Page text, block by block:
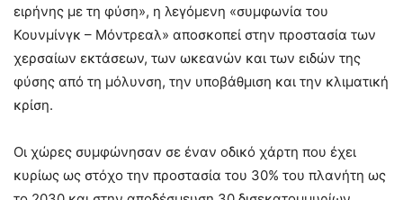
ειρήνης με τη φύση», η λεγόμενη «συμφωνία του
Κουνμίνγκ – Μόντρεαλ» αποσκοπεί στην προστασία των
χερσαίων εκτάσεων, των ωκεανών και των ειδών της
φύσης από τη μόλυνση, την υποβάθμιση και την κλιματική
κρίση.
Οι χώρες συμφώνησαν σε έναν οδικό χάρτη που έχει
κυρίως ως στόχο την προστασία του 30% του πλανήτη ως